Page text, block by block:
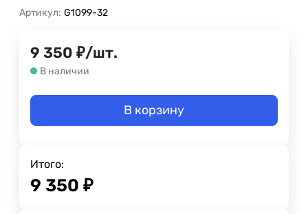
Артикул: G1099-32
9 350 ₽/шт.
В наличии
В корзину
Итого:
9 350 ₽